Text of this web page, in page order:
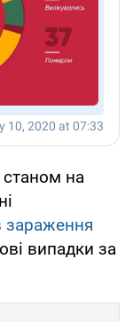
станом на
зараження
випадки за